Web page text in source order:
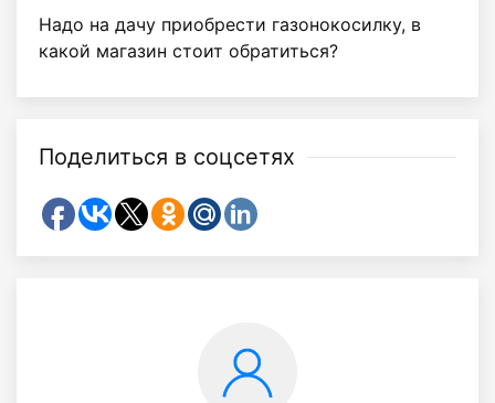
Надо на дачу приобрести газонокосилку, в
какой магазин стоит обратиться?
Поделиться в соцсетях